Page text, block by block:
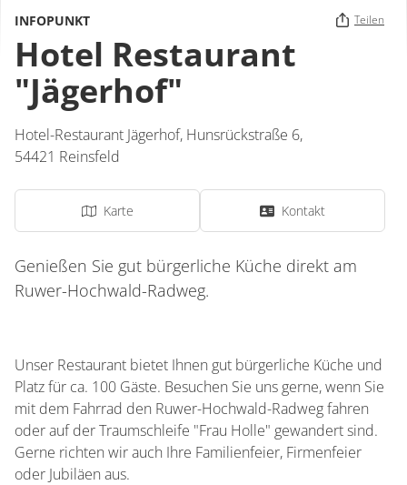
INFOPUNKT Teilen
Hotel Restaurant
"Jägerhof"
Hotel-Restaurant Jägerhof, Hunsrückstraße 6,
54421 Reinsfeld
Karte Kontakt
Genießen Sie gut bürgerliche Küche direkt am
Ruwer-Hochwald-Radweg.
Unser Restaurant bietet Ihnen gut bürgerliche Küche und
Platz für ca. 100 Gäste. Besuchen Sie uns gerne, wenn Sie
mit dem Fahrrad den Ruwer-Hochwald-Radweg fahren
oder auf der Traumschleife "Frau Holle" gewandert sind.
Gerne richten wir auch Ihre Familienfeier, Firmenfeier
oder Jubiläen aus.